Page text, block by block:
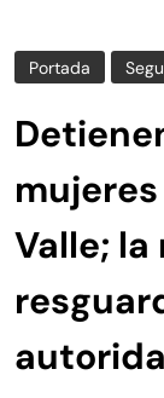
Portada
Valle;